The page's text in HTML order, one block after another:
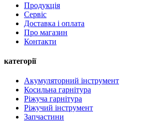
Продукція
Сервіс
Доставка і оплата
Про магазин
Контакти
категорії
Акумуляторний інструмент
Косильна гарнітура
Ріжуча гарнітура
Ріжучий інструмент
Запчастини